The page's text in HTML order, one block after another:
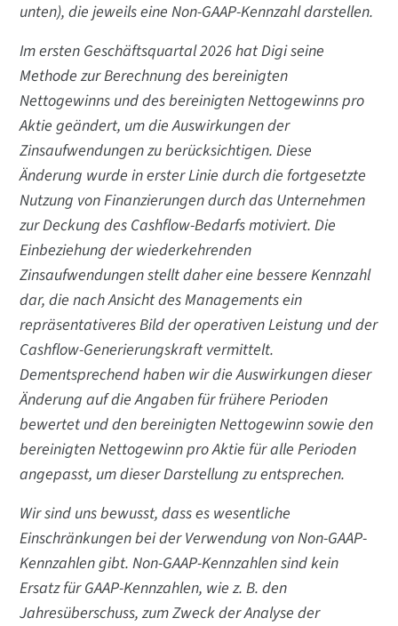
unten), die jeweils eine Non-GAAP-Kennzahl darstellen.
Im ersten Geschäftsquartal 2026 hat Digi seine
Methode zur Berechnung des bereinigten
Nettogewinns und des bereinigten Nettogewinns pro
Aktie geändert, um die Auswirkungen der
Zinsaufwendungen zu berücksichtigen. Diese
Änderung wurde in erster Linie durch die fortgesetzte
Nutzung von Finanzierungen durch das Unternehmen
zur Deckung des Cashflow-Bedarfs motiviert. Die
Einbeziehung der wiederkehrenden
Zinsaufwendungen stellt daher eine bessere Kennzahl
dar, die nach Ansicht des Managements ein
repräsentativeres Bild der operativen Leistung und der
Cashflow-Generierungskraft vermittelt.
Dementsprechend haben wir die Auswirkungen dieser
Änderung auf die Angaben für frühere Perioden
bewertet und den bereinigten Nettogewinn sowie den
bereinigten Nettogewinn pro Aktie für alle Perioden
angepasst, um dieser Darstellung zu entsprechen.
Wir sind uns bewusst, dass es wesentliche
Einschränkungen bei der Verwendung von Non-GAAP-
Kennzahlen gibt. Non-GAAP-Kennzahlen sind kein
Ersatz für GAAP-Kennzahlen, wie z. B. den
Jahresüberschuss, zum Zweck der Analyse der